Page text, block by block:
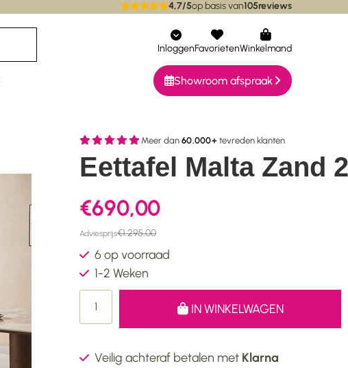
Bereikbaar via whatsapp
4,7/5op basis van105reviews
InloggenFavorietenWinkelmand
Showroom afspraak
Meer dan 60.000+ tevreden klanten
Eettafel Malta Zand
€690,00
Adviesprijs€1.295,00
6 op voorraad
1-2 Weken
IN WINKELWAGEN
Veilig achteraf betalen met Klarna